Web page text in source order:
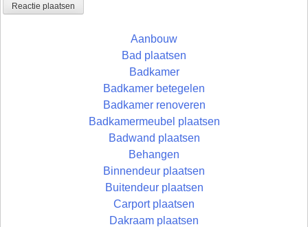
Aanbouw
Bad plaatsen
Badkamer
Badkamer betegelen
Badkamer renoveren
Badkamermeubel plaatsen
Badwand plaatsen
Behangen
Binnendeur plaatsen
Buitendeur plaatsen
Carport plaatsen
Dakraam plaatsen